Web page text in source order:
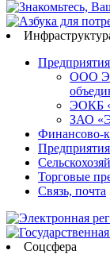
ООО
ЭОКБ
ЗАО
Финансово-
Торговые
Связь, почта
Соцсфера